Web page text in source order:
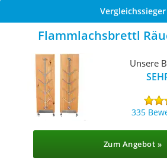
Vergleichssieger
Flammlachsbrettl
Unsere
335
Zum Angebot »